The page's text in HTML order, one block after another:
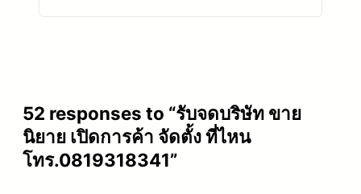
52 responses to “รับจดบริษัท ขาย
นิยาย เปิดการค้า จัดตั้ง ที่ไหน
โทร.0819318341”